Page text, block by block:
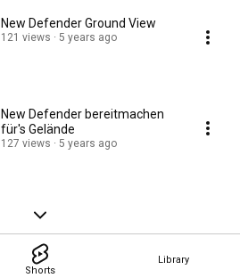
Shorts
Library
New Defender Ground View
121 views 5 years ago
New Defender bereitmachen
für's Gelände
127 views 5 years ago